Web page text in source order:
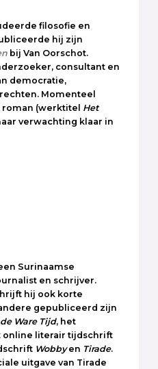
filosofie en
hij zijn
bij Van Oorschot.
consultant en
democratie,
Momenteel
(werktitel Het
verwachting klaar in
Surinaamse
en schrijver.
hij ook korte
gepubliceerd zijn
de Ware Tijd, het
online literair tijdschrift
Wobbyen Tirade.
uitgave van Tirade